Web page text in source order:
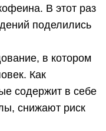
В этот раз
поделились
в котором
Как
содержит в себе
снижают риск